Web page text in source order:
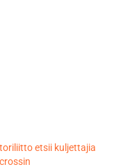
etsii kuljettajia